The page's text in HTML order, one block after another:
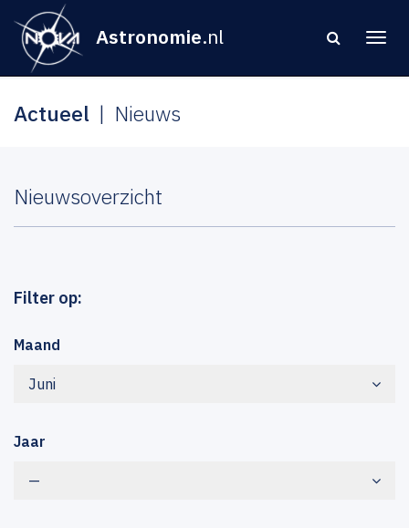
Astronomie.nl
Actueel Nieuws
Nieuwsoverzicht
Filter op:
Maand
Juni
Jaar
—